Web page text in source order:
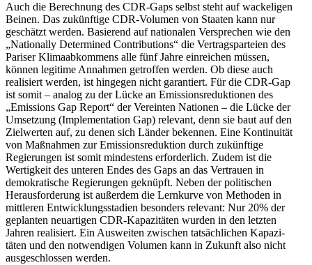
Auch die Berechnung des CDR-Gaps selbst steht auf wacke­ligen
Beinen. Das zukünftige CDR-Volumen von Staaten kann nur
geschätzt werden. Basierend auf natio­nalen Versprechen wie den
„Natio­nally Deter­mined Contri­bu­tions“ die Vertrags­par­teien des
Pariser Klima­ab­kommens alle fünf Jahre einreichen müssen,
können legitime Annahmen getroffen werden. Ob diese auch
reali­siert werden, ist hingegen nicht garan­tiert. Für die CDR-Gap
ist somit – analog zu der Lücke an Emissi­ons­re­duk­tionen des
„Emissions Gap Report“ der Vereinten Nationen – die Lücke der
Umsetzung (Imple­men­tation Gap) relevant, denn sie baut auf den
Zielwerten auf, zu denen sich Länder bekennen. Eine Konti­nuität
von Maßnahmen zur Emissi­ons­re­duktion durch zukünftige
Regie­rungen ist somit mindestens erfor­derlich. Zudem ist die
Wertigkeit des unteren Endes des Gaps an das Vertrauen in
demokra­tische Regie­rungen geknüpft. Neben der politi­schen
Heraus­for­derung ist außerdem die Lernkurve von Methoden in
mittleren Entwick­lungs­stadien besonders relevant: Nur 20% der
geplanten neuar­tigen CDR-Kapazi­täten wurden in den letzten
Jahren reali­siert. Ein Ausweiten zwischen tatsäch­lichen Kapazi­
täten und den notwen­digen Volumen kann in Zukunft also nicht
ausge­schlossen werden.